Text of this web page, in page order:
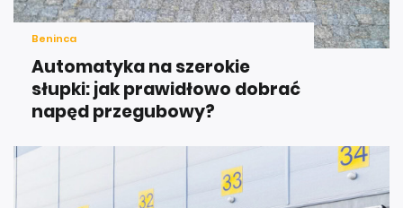
Beninca
Automatyka na szerokie
słupki: jak prawidłowo dobrać
napęd przegubowy?